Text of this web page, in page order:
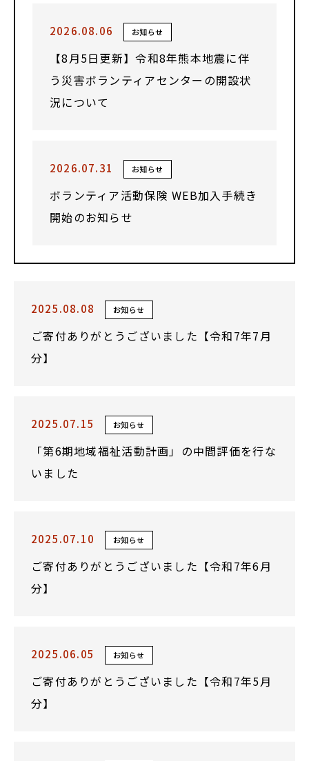
2026.08.06 お知らせ
【8月5日更新】令和8年熊本地震に伴
う災害ボランティアセンターの開設状
況について
2026.07.31 お知らせ
ボランティア活動保険 WEB加入手続き
開始のお知らせ
2025.08.08 お知らせ
ご寄付ありがとうございました【令和7年7月
分】
2025.07.15 お知らせ
「第6期地域福祉活動計画」の中間評価を行な
いました
2025.07.10 お知らせ
ご寄付ありがとうございました【令和7年6月
分】
2025.06.05 お知らせ
ご寄付ありがとうございました【令和7年5月
分】